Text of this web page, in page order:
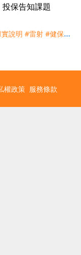
保告知課題
說明 #雷射 #健保#
權政策 服務條款